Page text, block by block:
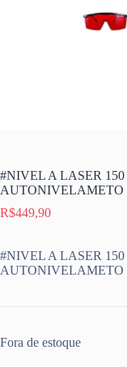
#NIVEL A LASER
AUTONIVELAMETO
R$449,90
#NIVEL A LASER
AUTONIVELAMETO
Fora de estoque